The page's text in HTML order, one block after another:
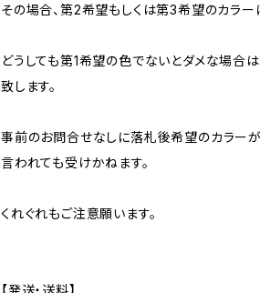
その場合、第2希望もしくは第3希望のカラー
どうしても第1希望の色でないとダメな場
致します。
事前のお問合せなしに落札後希望のカラー
言われても受けかねます。
くれぐれもご注意願います。
【発送・送料】